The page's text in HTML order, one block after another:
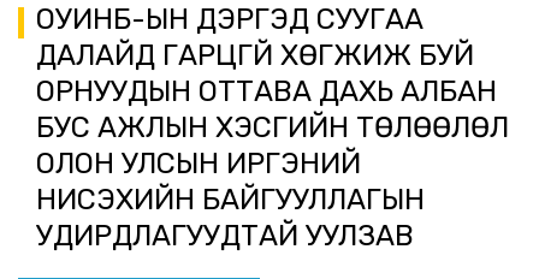
ОУИНБ-ЫН ДЭРГЭД СУУГАА
ДАЛАЙД ГАРЦГҮЙ ХӨГЖИЖ БУЙ
ОРНУУДЫН ОТТАВА ДАХЬ АЛБАН
БУС АЖЛЫН ХЭСГИЙН ТӨЛӨӨЛӨЛ
ОЛОН УЛСЫН ИРГЭНИЙ
НИСЭХИЙН БАЙГУУЛЛАГЫН
УДИРДЛАГУУДТАЙ УУЛЗАВ